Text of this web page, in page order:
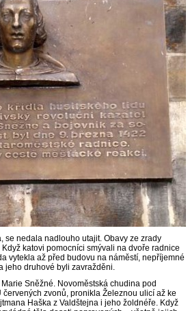
se nedala nadlouho utajit. Obavy ze zrady
katovi pomocníci smývali na dvoře radnice
vytekla až před budovu na náměstí, nepříjemné
jeho druhové byli zavražděni.
Sněžné. Novoměstská chudina pod
zvonů, pronikla Železnou ulicí až ke
Haška z Valdštejna i jeho žoldnéře. Když